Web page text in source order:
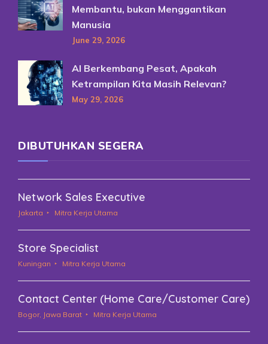
Membantu, bukan Menggantikan
Manusia
June 29, 2026
AI Berkembang Pesat, Apakah
Ketrampilan Kita Masih Relevan?
May 29, 2026
DIBUTUHKAN SEGERA
Network Sales Executive
Jakarta Mitra Kerja Utama
Store Specialist
Kuningan Mitra Kerja Utama
Contact Center (Home Care/Customer Care)
Bogor, Jawa Barat Mitra Kerja Utama